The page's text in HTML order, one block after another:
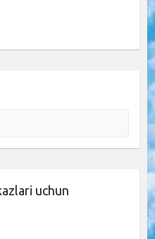
uchun